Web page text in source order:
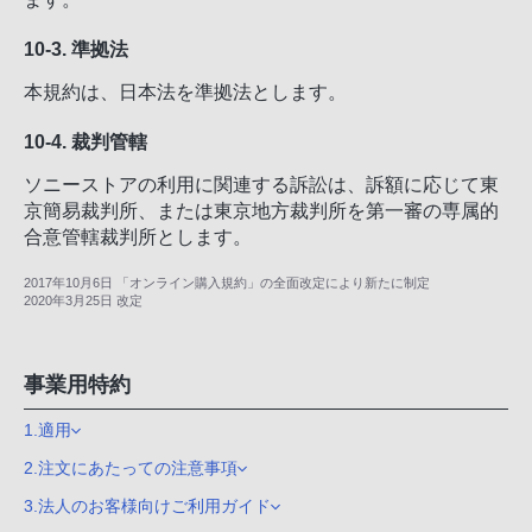
10-3. 準拠法
本規約は、日本法を準拠法とします。
10-4. 裁判管轄
ソニーストアの利用に関連する訴訟は、訴額に応じて東
京簡易裁判所、または東京地方裁判所を第一審の専属的
合意管轄裁判所とします。
2017年10月6日 「オンライン購入規約」の全面改定により新たに制定
2020年3月25日 改定
事業用特約
1.適用
2.注文にあたっての注意事項
3.法人のお客様向けご利用ガイド